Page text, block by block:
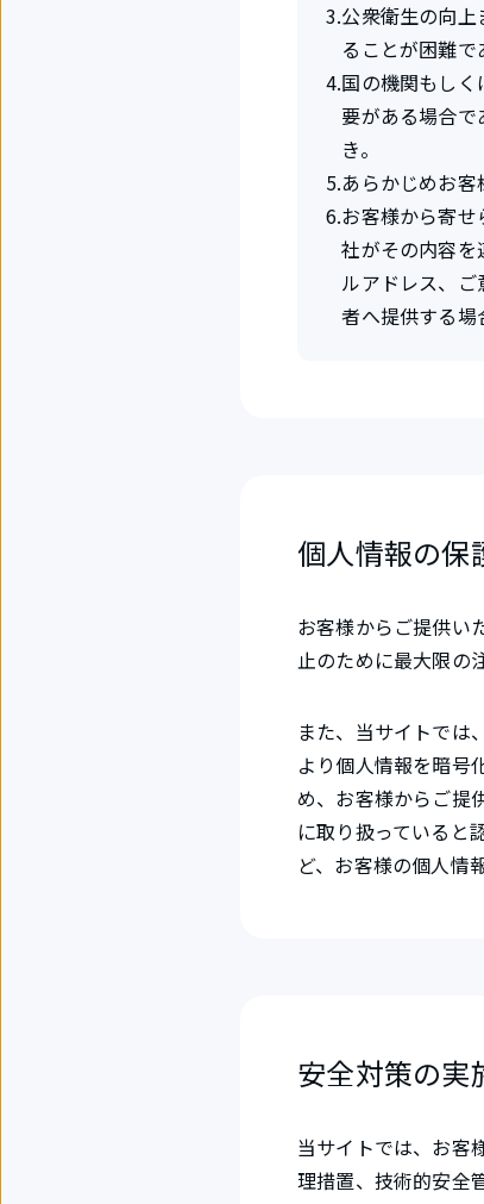
3.公衆衛生の向
ることが困難で
4.国の機関もし
要がある場合で
き。
5.あらかじめお客
6.お客様から寄
社がその内容を
ルアドレス、ご
者へ提供する場
個人情報の保
お客様からご提供い
止のために最大限の
また、当サイトでは
より個人情報を暗号
め、お客様からご提
に取り扱っていると
ど、お客様の個人情
安全対策の実
当サイトでは、お客
理措置、技術的安全